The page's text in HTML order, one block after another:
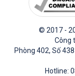
© 2017 -
Công
Phòng 402, Số
Hotline: